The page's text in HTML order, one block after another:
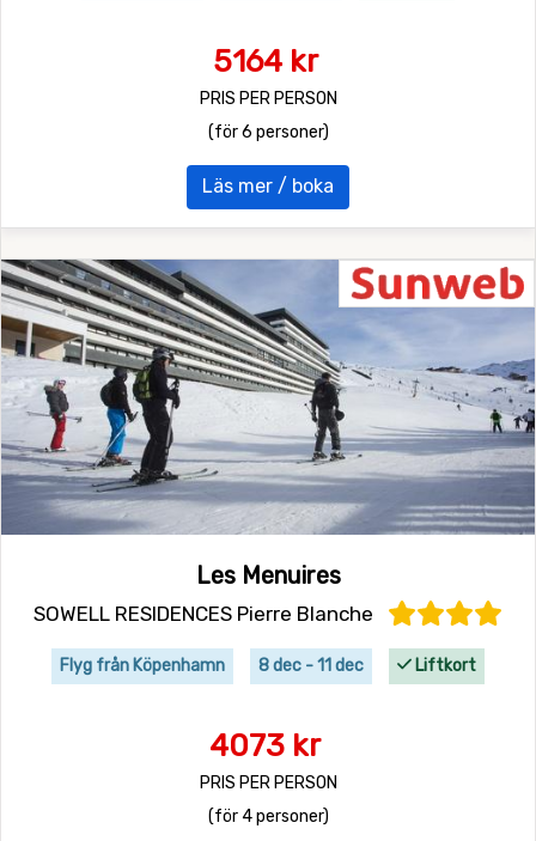
5164 kr
PRIS PER PERSON
(för 6 personer)
Läs mer / boka
Les Menuires
SOWELL RESIDENCES Pierre Blanche
Flyg från Köpenhamn 8 dec - 11 dec Liftkort
4073 kr
PRIS PER PERSON
(för 4 personer)